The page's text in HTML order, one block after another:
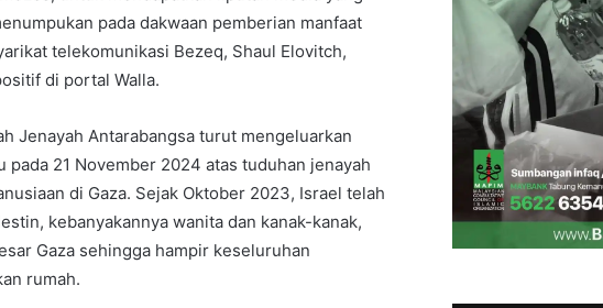
pada dakwaan pemberian manfaat
telekomunikasi Bezeq, Shaul Elovitch,
di portal Walla.
Jenayah Antarabangsa turut mengeluarkan
pada 21 November 2024 atas tuduhan jenayah
di Gaza. Sejak Oktober 2023, Israel telah
kebanyakannya wanita dan kanak-kanak,
Gaza sehingga hampir keseluruhan
rumah.